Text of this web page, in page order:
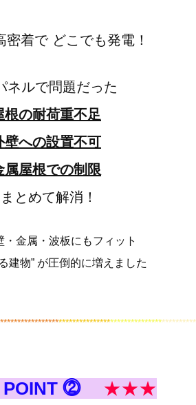
密着で どこでも発電！
ネルで問題だった
根の耐荷重不足
壁への設置不可
属屋根での制限
とめて解消！
金属・波板にもフィット
建物” が圧倒的に増えました
******************************
POINT ⓶ ★★★